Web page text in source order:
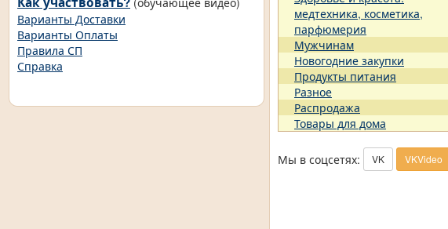
Варианты Доставки
Варианты Оплаты
Правила СП
Справка
медтехника, косметика,
парфюмерия
Мужчинам
Новогодние закупки
Продукты питания
Разное
Распродажа
Товары для дома
Мы в соцсетях: VK VKVideo